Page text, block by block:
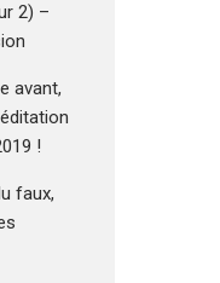
2) –
avant,
!
faux,